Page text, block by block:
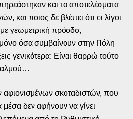
και τα αποτελέσματα
και ποιος δε βλέπει ότι οι λίγοι
γεωμετρική πρόοδο,
μόνο όσα συμβαίνουν στην Πόλη
γενικότερα; Είναι θαρρώ τούτο
αφιονισμένων σκοταδιστών, που
δεν αφήνουν να γίνει